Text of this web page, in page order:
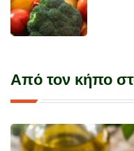
Από τον κήπο